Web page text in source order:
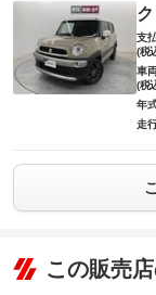
支
(税
車
(税
年
走
この販売